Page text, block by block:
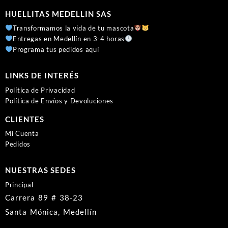
HUELLITAS MEDELLIN SAS
Transformamos la vida de tu mascota
Entregas en Medellín en 3-4 horas
Programa tus pedidos aquí
LINKS DE INTERÉS
Política de Privacidad
Política de Envíos y Devoluciones
CLIENTES
Mi Cuenta
Pedidos
NUESTRAS SEDES
Principal
Carrera 89 # 38-23
Santa Mónica, Medellín